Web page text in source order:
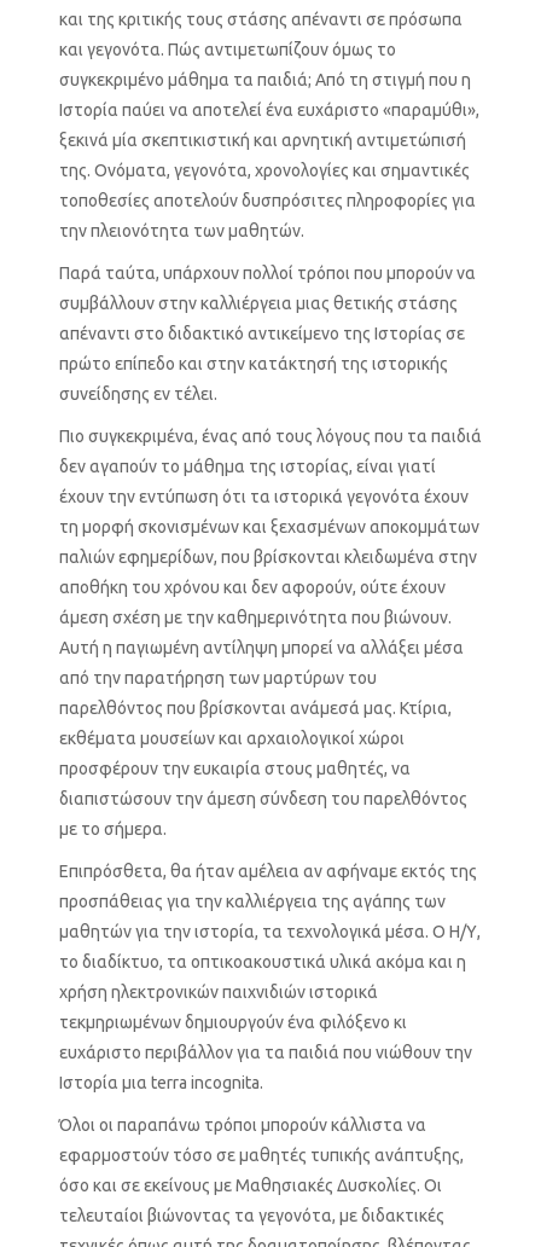
και της κριτικής τους στάσης απέναντι σε πρόσωπα
και γεγονότα. Πώς αντιμετωπίζουν όμως το
συγκεκριμένο μάθημα τα παιδιά; Από τη στιγμή που η
Ιστορία παύει να αποτελεί ένα ευχάριστο «παραμύθι»,
ξεκινά μία σκεπτικιστική και αρνητική αντιμετώπισή
της. Ονόματα, γεγονότα, χρονολογίες και σημαντικές
τοποθεσίες αποτελούν δυσπρόσιτες πληροφορίες για
την πλειονότητα των μαθητών.
Παρά ταύτα, υπάρχουν πολλοί τρόποι που μπορούν να
συμβάλλουν στην καλλιέργεια μιας θετικής στάσης
απέναντι στο διδακτικό αντικείμενο της Ιστορίας σε
πρώτο επίπεδο και στην κατάκτησή της ιστορικής
συνείδησης εν τέλει.
Πιο συγκεκριμένα, ένας από τους λόγους που τα παιδιά
δεν αγαπούν το μάθημα της ιστορίας, είναι γιατί
έχουν την εντύπωση ότι τα ιστορικά γεγονότα έχουν
τη μορφή σκονισμένων και ξεχασμένων αποκομμάτων
παλιών εφημερίδων, που βρίσκονται κλειδωμένα στην
αποθήκη του χρόνου και δεν αφορούν, ούτε έχουν
άμεση σχέση με την καθημερινότητα που βιώνουν.
Αυτή η παγιωμένη αντίληψη μπορεί να αλλάξει μέσα
από την παρατήρηση των μαρτύρων του
παρελθόντος που βρίσκονται ανάμεσά μας. Κτίρια,
εκθέματα μουσείων και αρχαιολογικοί χώροι
προσφέρουν την ευκαιρία στους μαθητές, να
διαπιστώσουν την άμεση σύνδεση του παρελθόντος
με το σήμερα.
Επιπρόσθετα, θα ήταν αμέλεια αν αφήναμε εκτός της
προσπάθειας για την καλλιέργεια της αγάπης των
μαθητών για την ιστορία, τα τεχνολογικά μέσα. Ο Η/Υ,
το διαδίκτυο, τα οπτικοακουστικά υλικά ακόμα και η
χρήση ηλεκτρονικών παιχνιδιών ιστορικά
τεκμηριωμένων δημιουργούν ένα φιλόξενο κι
ευχάριστο περιβάλλον για τα παιδιά που νιώθουν την
Ιστορία μια terra incognita.
Όλοι οι παραπάνω τρόποι μπορούν κάλλιστα να
εφαρμοστούν τόσο σε μαθητές τυπικής ανάπτυξης,
όσο και σε εκείνους με Μαθησιακές Δυσκολίες. Οι
τελευταίοι βιώνοντας τα γεγονότα, με διδακτικές